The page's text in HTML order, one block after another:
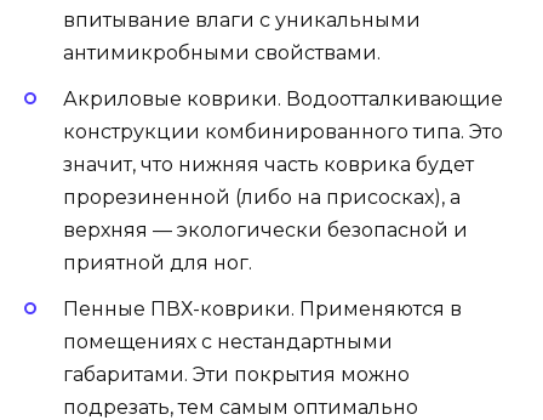
впитывание влаги с уникальными
антимикробными свойствами.
Акриловые коврики. Водоотталкивающие
конструкции комбинированного типа. Это
значит, что нижняя часть коврика будет
прорезиненной (либо на присосках), а
верхняя — экологически безопасной и
приятной для ног.
Пенные ПВХ-коврики. Применяются в
помещениях с нестандартными
габаритами. Эти покрытия можно
подрезать, тем самым оптимально